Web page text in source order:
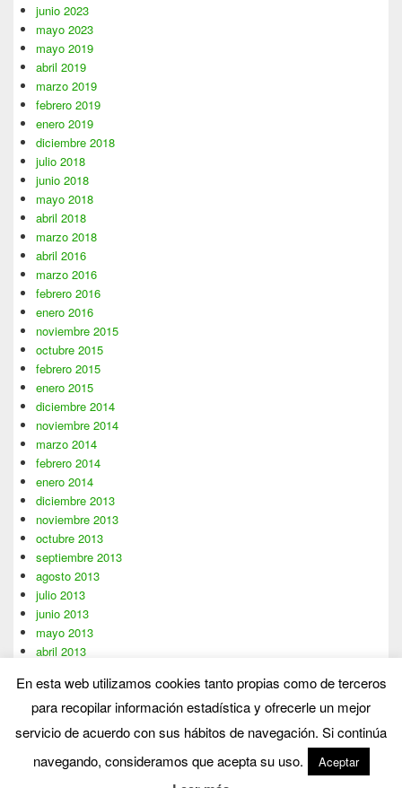
junio 2023
mayo 2023
mayo 2019
abril 2019
marzo 2019
febrero 2019
enero 2019
diciembre 2018
julio 2018
junio 2018
mayo 2018
abril 2018
marzo 2018
abril 2016
marzo 2016
febrero 2016
enero 2016
noviembre 2015
octubre 2015
febrero 2015
enero 2015
diciembre 2014
noviembre 2014
marzo 2014
febrero 2014
enero 2014
diciembre 2013
noviembre 2013
octubre 2013
septiembre 2013
agosto 2013
julio 2013
junio 2013
mayo 2013
abril 2013
febrero 2013
enero 2013
Copyright © 2026Blog Pérgolas. Todos los Derechos Reservados.
En esta web utilizamos cookies tanto propias como de terceros
para recopilar información estadística y ofrecerle un mejor
servicio de acuerdo con sus hábitos de navegación. Si continúa
navegando, consideramos que acepta su uso.
Aceptar